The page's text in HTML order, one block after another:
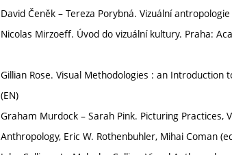
David Čeněk – Tereza Porybná. Vizuální
Nicolas Mirzoeff. Úvod do vizuální kultury. Praha:
Gillian Rose. Visual Methodologies : an
(EN)
Graham Murdock – Sarah Pink. Picturing Practices,
Anthropology, Eric W. Rothenbuhler, Mihai Coman